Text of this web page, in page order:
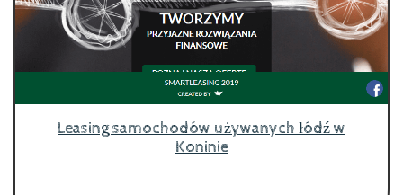
Leasing samochodów używanych łódź w
Koninie